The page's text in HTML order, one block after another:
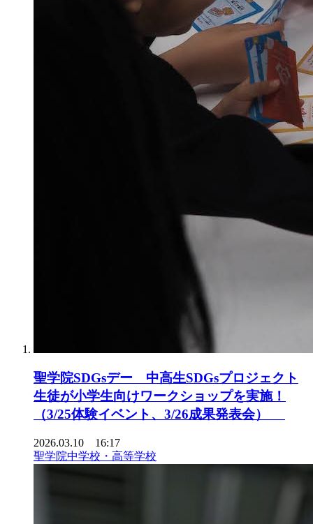
聖学院SDGsデー 中高生SDGsプロジェクト
生徒が小学生向けワークショップを実施！
（3/25体験イベント、3/26成果発表会）
2026.03.10 16:17
聖学院中学校・高等学校